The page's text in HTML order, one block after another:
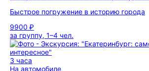
Быстрое погружение в историю города
9900 ₽
за группу, 1–4 чел.
3 часа
На автомобиле